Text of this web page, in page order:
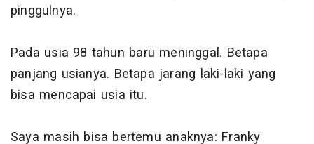
pinggulnya.
Pada usia 98 tahun baru meninggal. Betapa
panjang usianya. Betapa jarang laki-laki yang
bisa mencapai usia itu.
Saya masih bisa bertemu anaknya: Franky